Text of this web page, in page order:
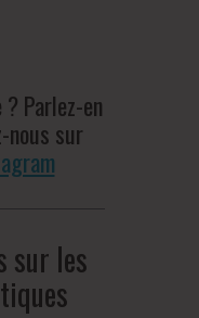
Parlez-en
nous sur
sur les